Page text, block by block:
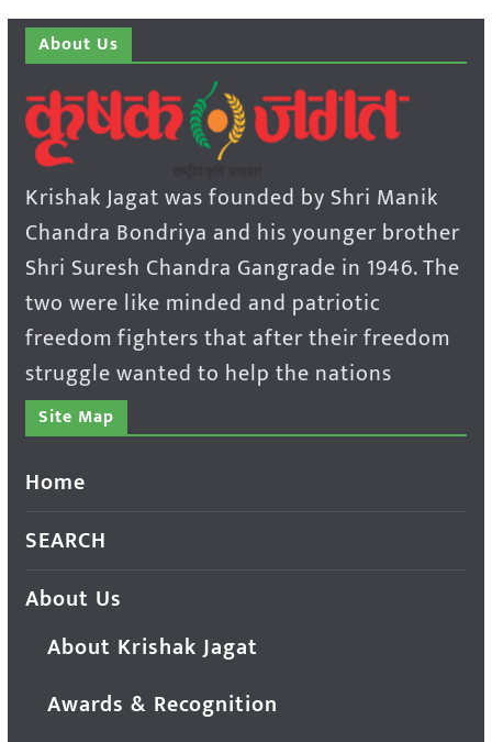
About Us
Krishak Jagat was founded by Shri Manik
Chandra Bondriya and his younger brother
Shri Suresh Chandra Gangrade in 1946. The
two were like minded and patriotic
freedom fighters that after their freedom
struggle wanted to help the nations
Site Map
Home
SEARCH
About Us
About Krishak Jagat
Awards & Recognition